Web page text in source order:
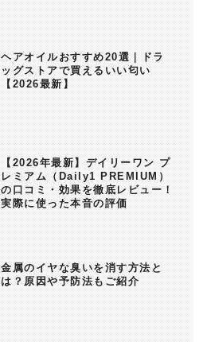
ヘアオイルおすすめ20選｜ドラ
ッグストアで買えるいい匂い
【2026最新】
【2026年最新】デイリーワン プ
レミアム（Daily1 PREMIUM）
の口コミ・効果を徹底レビュー！
実際に使った本音の評価
金属のイヤな臭いを消す方法と
は？原因や予防法もご紹介